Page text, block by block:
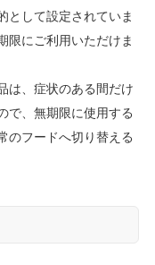
として設定されていま
限にご利用いただけま
は、症状のある間だけ
で、無期限に使用する
のフードへ切り替える